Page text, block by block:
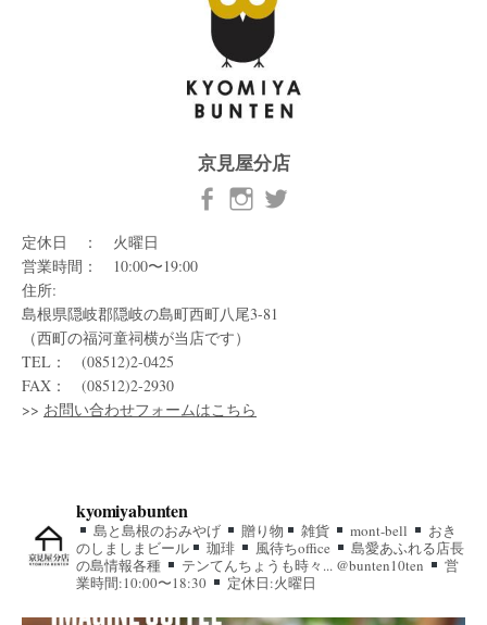
京見屋分店
定休日 ： 火曜日
営業時間： 10:00〜19:00
住所:
島根県隠岐郡隠岐の島町西町八尾3-81
（西町の福河童祠横が当店です）
TEL： (08512)2-0425
FAX： (08512)2-2930
>> お問い合わせフォームはこちら
kyomiyabunten
島と島根のおみやげ 贈り物 雑貨 mont-bell
おき
のしましまビール
珈琲 風待ちoffice
島愛あふれる店長
の島情報各種
テンてんちょうも時々... @bunten10ten
営
業時間:10:00〜18:30
定休日:火曜日